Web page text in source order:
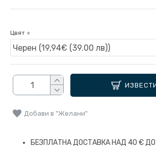
Цвят
Добави в "Желани"
БЕЗПЛАТНА ДОСТАВКА НАД 40 €